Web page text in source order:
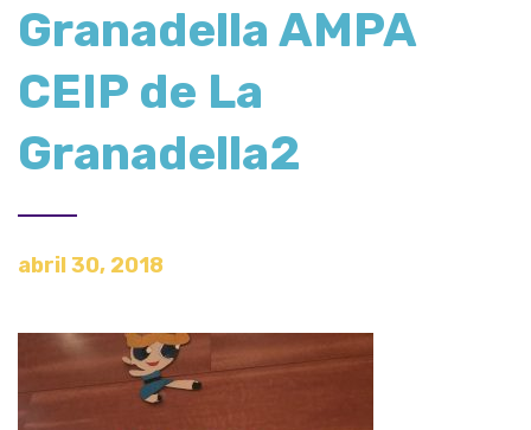
Granadella AMPA
CEIP de La
Granadella2
abril 30, 2018